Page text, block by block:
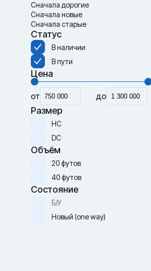
Сначала дорогие
Сначала новые
Сначала старые
Статус
В наличии
В пути
Цена
от до
Размер
HC
DC
Объём
20 футов
40 футов
Состояние
Б/У
Новый (one way)